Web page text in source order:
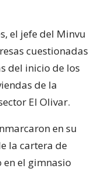
el jefe del Minvu
cuestionadas
del inicio de los
de la
El Olivar.
en su
la cartera de
en el gimnasio